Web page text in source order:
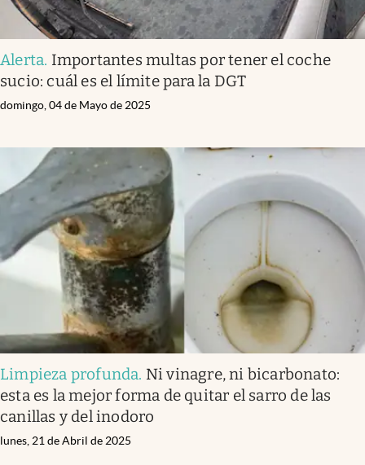
Alerta. Importantes multas por tener el coche
sucio: cuál es el límite para la DGT
domingo, 04 de Mayo de 2025
Limpieza profunda. Ni vinagre, ni bicarbonato:
esta es la mejor forma de quitar el sarro de las
canillas y del inodoro
lunes, 21 de Abril de 2025